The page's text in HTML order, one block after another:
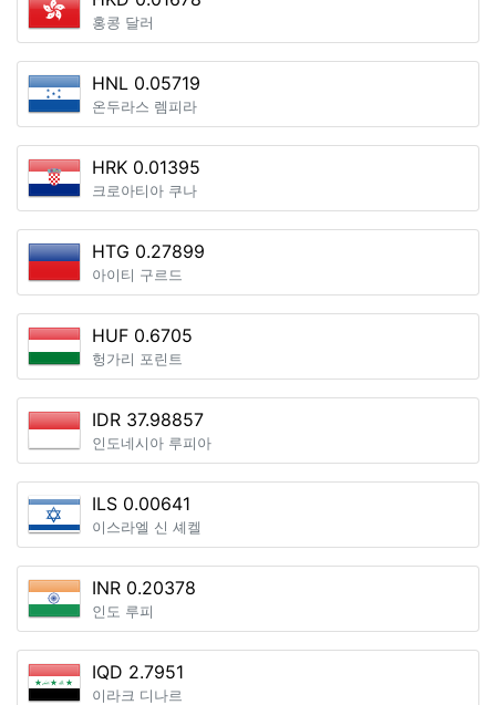
홍콩 달러
HNL 0.05719
온두라스 렘피라
HRK 0.01395
크로아티아 쿠나
HTG 0.27899
아이티 구르드
HUF 0.6705
헝가리 포린트
IDR 37.98857
인도네시아 루피아
ILS 0.00641
이스라엘 신 셰켈
INR 0.20378
인도 루피
IQD 2.7951
이라크 디나르